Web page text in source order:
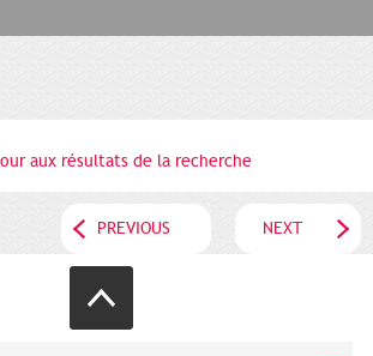
aux résultats de la recherche
PREVIOUS NEXT